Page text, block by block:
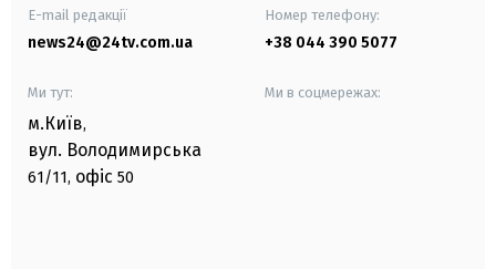
E-mail редакції
news24@24tv.com.ua
Номер телефону:
+38 044 390 5077
Ми тут:
м.Київ,
вул. Володимирська
61/11, офіс 50
Ми в соцмережах: